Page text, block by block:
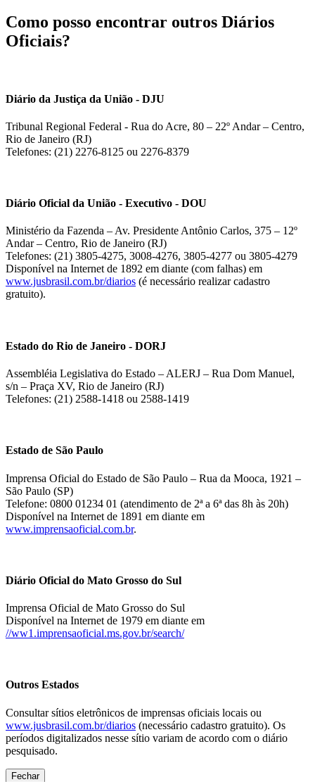
Como posso encontrar outros Diários
Oficiais?
Diário da Justiça da União - DJU
Tribunal Regional Federal - Rua do Acre, 80 – 22º Andar – Centro,
Rio de Janeiro (RJ)
Telefones: (21) 2276-8125 ou 2276-8379
Diário Oficial da União - Executivo - DOU
Ministério da Fazenda – Av. Presidente Antônio Carlos, 375 – 12º
Andar – Centro, Rio de Janeiro (RJ)
Telefones: (21) 3805-4275, 3008-4276, 3805-4277 ou 3805-4279
Disponível na Internet de 1892 em diante (com falhas) em
www.jusbrasil.com.br/diarios (é necessário realizar cadastro
gratuito).
Estado do Rio de Janeiro - DORJ
Assembléia Legislativa do Estado – ALERJ – Rua Dom Manuel,
s/n – Praça XV, Rio de Janeiro (RJ)
Telefones: (21) 2588-1418 ou 2588-1419
Estado de São Paulo
Imprensa Oficial do Estado de São Paulo – Rua da Mooca, 1921 –
São Paulo (SP)
Telefone: 0800 01234 01 (atendimento de 2ª a 6ª das 8h às 20h)
Disponível na Internet de 1891 em diante em
www.imprensaoficial.com.br.
Diário Oficial do Mato Grosso do Sul
Imprensa Oficial de Mato Grosso do Sul
Disponível na Internet de 1979 em diante em
//ww1.imprensaoficial.ms.gov.br/search/
Outros Estados
Consultar sítios eletrônicos de imprensas oficiais locais ou
www.jusbrasil.com.br/diarios (necessário cadastro gratuito). Os
períodos digitalizados nesse sítio variam de acordo com o diário
pesquisado.
Fechar